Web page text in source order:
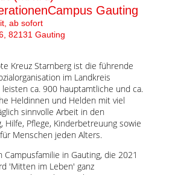
Karte anzeigen